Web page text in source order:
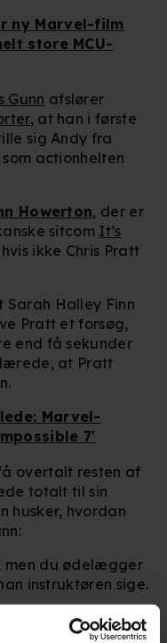
ny Marvel-film
store MCU-
Gunn afslører
, at han i første
sig Andy fra
actionhelten
Howerton, der er
sitcom It’s
hvis ikke Chris Pratt
Halley Finn
Pratt et forsøg,
end få sekunder
at Pratt
Marvel-
7'
overtalt resten af
totalt til sin
husker, hvordan
men du ødelægger
instruktøren sige.
Du er nødt til at
i, og bare